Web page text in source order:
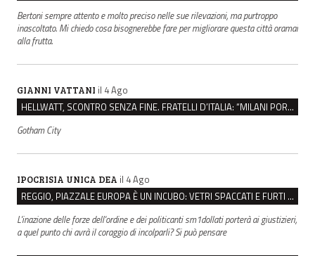
Bertoni sempre attento e molto preciso nelle sue rilevazioni, ma purtroppo
inascoltato. Mi chiedo cosa bisognerebbe fare per migliorare questa città oramai
alla frutta.
GIANNI VATTANI il 4 Ago
HELLWATT, SCONTRO SENZA FINE. FRATELLI D’ITALIA: “MILANI PORTA DOCUMENTI, DE FRANCO INSULTI”
Gotham City
IPOCRISIA UNICA DEA il 4 Ago
REGGIO, PIAZZALE EUROPA È UN INCUBO: VETRI SPACCATI E FURTI SULLE AUTO IN SOSTA
L'inazione delle forze dell'ordine e dei politicanti sm1dollati porterà ai giustizieri,
a quel punto chi avrà il coraggio di incolparli? Si può pensare